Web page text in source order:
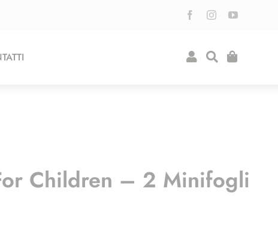
Children – 2 Minifogli